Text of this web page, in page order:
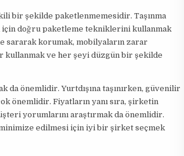
bir şekilde paketlenmemesidir. Taşınma
için doğru paketleme tekniklerini kullanmak
sararak korumak, mobilyaların zarar
ve her şeyi düzgün bir şekilde
önemlidir. Yurtdışına taşınırken, güvenilir
önemlidir. Fiyatların yanı sıra, şirketin
yorumlarını araştırmak da önemlidir.
edilmesi için iyi bir şirket seçmek